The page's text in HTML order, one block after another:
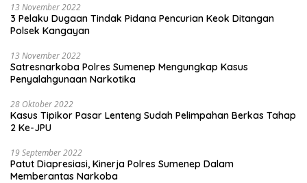
13 November 2022
3 Pelaku Dugaan Tindak Pidana Pencurian Keok Ditangan
Polsek Kangayan
13 November 2022
Satresnarkoba Polres Sumenep Mengungkap Kasus
Penyalahgunaan Narkotika
28 Oktober 2022
Kasus Tipikor Pasar Lenteng Sudah Pelimpahan Berkas Tahap
2 Ke-JPU
19 September 2022
Patut Diapresiasi, Kinerja Polres Sumenep Dalam
Memberantas Narkoba